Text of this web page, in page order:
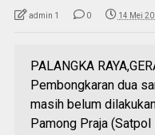
admin 1 0 14 Mei
PALANGKA
Pembongkaran dua
masih belum
Pamong Praja (Satpol